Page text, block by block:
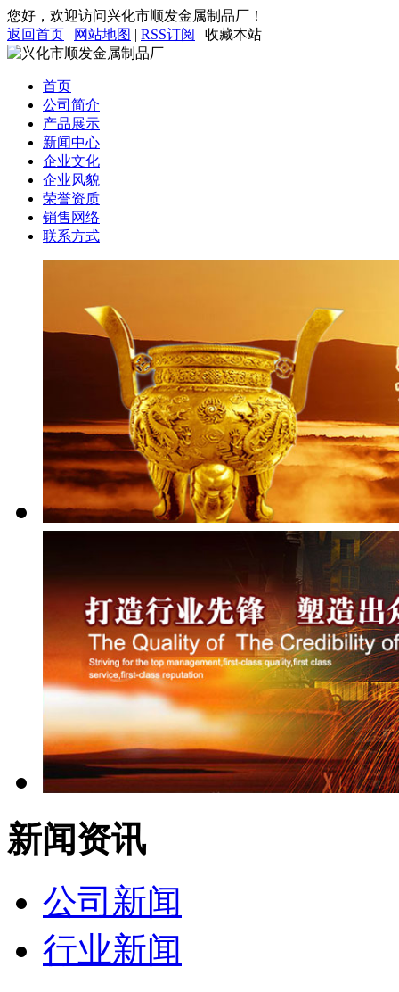
您好，欢迎访问兴化市顺发金属制品厂！
返回首页 | 网站地图 | RSS订阅 | 收藏本站
首页
公司简介
产品展示
新闻中心
企业文化
企业风貌
荣誉资质
销售网络
联系方式
新闻资讯
公司新闻
行业新闻